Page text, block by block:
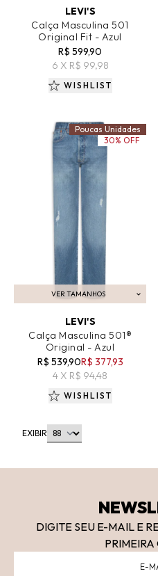
LEVI'S
Calça Masculina 501
Original Fit - Azul
R$ 599,90
6 X R$ 99,98
WISHLIST
VER TAMANHOS
ADICIONAR AO CARRINHO
LEVI'S
Calça Masculina 501®
Original - Azul
R$ 539,90R$ 377,93
4 X R$ 94,48
Poucas Unidades
30% OFF
WISHLIST
EXIBIR
DIGITE SEU E-MAIL E